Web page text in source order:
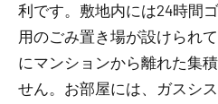
利です。敷地内には24時間
用のごみ置き場が設けられ
にマンションから離れた集
せん。お部屋には、ガスシ